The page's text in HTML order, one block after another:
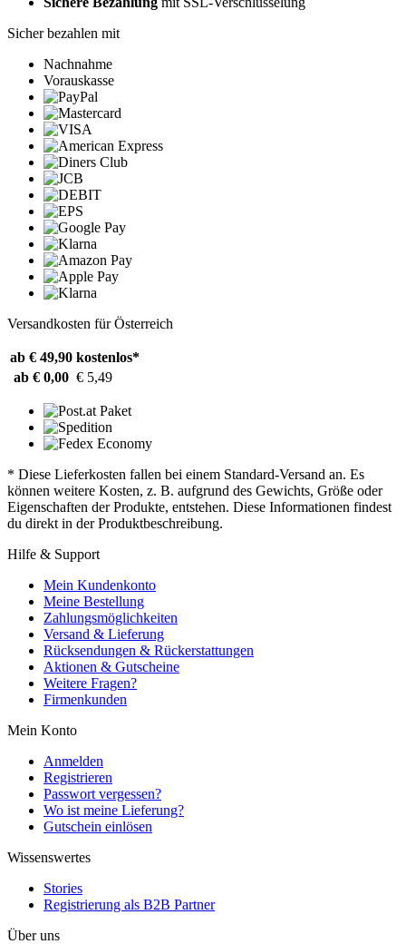
Sicher bezahlen mit
Nachnahme
Vorauskasse
Versandkosten für Österreich
ab € 49,90 kostenlos*
ab € 0,00 € 5,49
* Diese Lieferkosten fallen bei einem Standard-Versand an. Es
können weitere Kosten, z. B. aufgrund des Gewichts, Größe oder
Eigenschaften der Produkte, entstehen. Diese Informationen findest
du direkt in der Produktbeschreibung.
Hilfe & Support
Mein Kundenkonto
Meine Bestellung
Zahlungsmöglichkeiten
Versand & Lieferung
Rücksendungen & Rückerstattungen
Aktionen & Gutscheine
Weitere Fragen?
Firmenkunden
Mein Konto
Anmelden
Registrieren
Passwort vergessen?
Wo ist meine Lieferung?
Gutschein einlösen
Wissenswertes
Stories
Registrierung als B2B Partner
Über uns